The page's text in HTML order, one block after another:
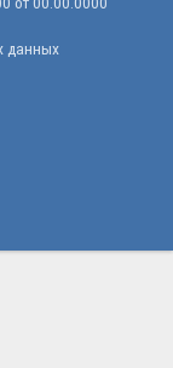
данных